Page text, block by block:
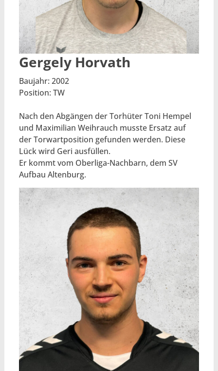
Gergely Horvath
Baujahr: 2002
Position: TW
Nach den Abgängen der Torhüter Toni Hempel
und Maximilian Weihrauch musste Ersatz auf
der Torwartposition gefunden werden. Diese
Lück wird Geri ausfüllen.
Er kommt vom Oberliga-Nachbarn, dem SV
Aufbau Altenburg.